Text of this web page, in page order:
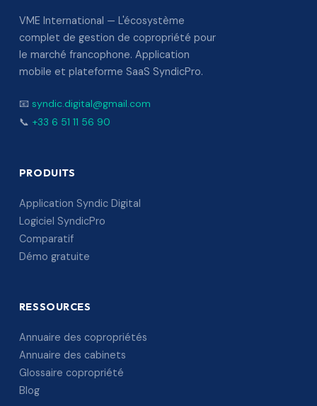
VME International — L'écosystème
complet de gestion de copropriété pour
le marché francophone. Application
mobile et plateforme SaaS SyndicPro.
📧 syndic.digital@gmail.com
📞 +33 6 51 11 56 90
PRODUITS
Application Syndic Digital
Logiciel SyndicPro
Comparatif
Démo gratuite
RESSOURCES
Annuaire des copropriétés
Annuaire des cabinets
Glossaire copropriété
Blog